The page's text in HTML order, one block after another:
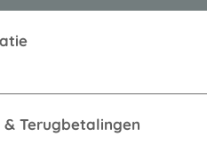
Terugbetalingen